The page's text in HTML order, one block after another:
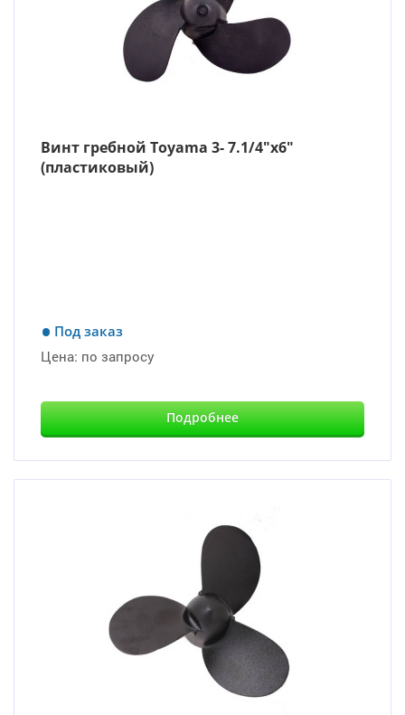
Винт гребной Toyama 3- 7.1/4″х6″
(пластиковый)
Под заказ
Цена: по запросу
Подробнее